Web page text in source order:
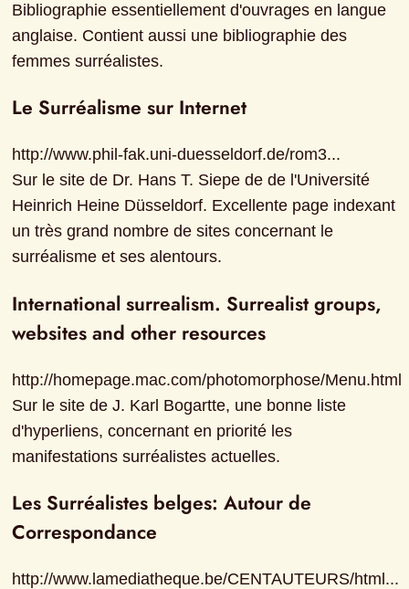
Bibliographie essentiellement d'ouvrages en langue
anglaise. Contient aussi une bibliographie des
femmes surréalistes.
Le Surréalisme sur Internet
http://www.phil-fak.uni-duesseldorf.de/rom3...
Sur le site de Dr. Hans T. Siepe de de l'Université
Heinrich Heine Düsseldorf. Excellente page indexant
un très grand nombre de sites concernant le
surréalisme et ses alentours.
International surrealism. Surrealist groups,
websites and other resources
http://homepage.mac.com/photomorphose/Menu.html
Sur le site de J. Karl Bogartte, une bonne liste
d'hyperliens, concernant en priorité les
manifestations surréalistes actuelles.
Les Surréalistes belges: Autour de
Correspondance
http://www.lamediatheque.be/CENTAUTEURS/html...